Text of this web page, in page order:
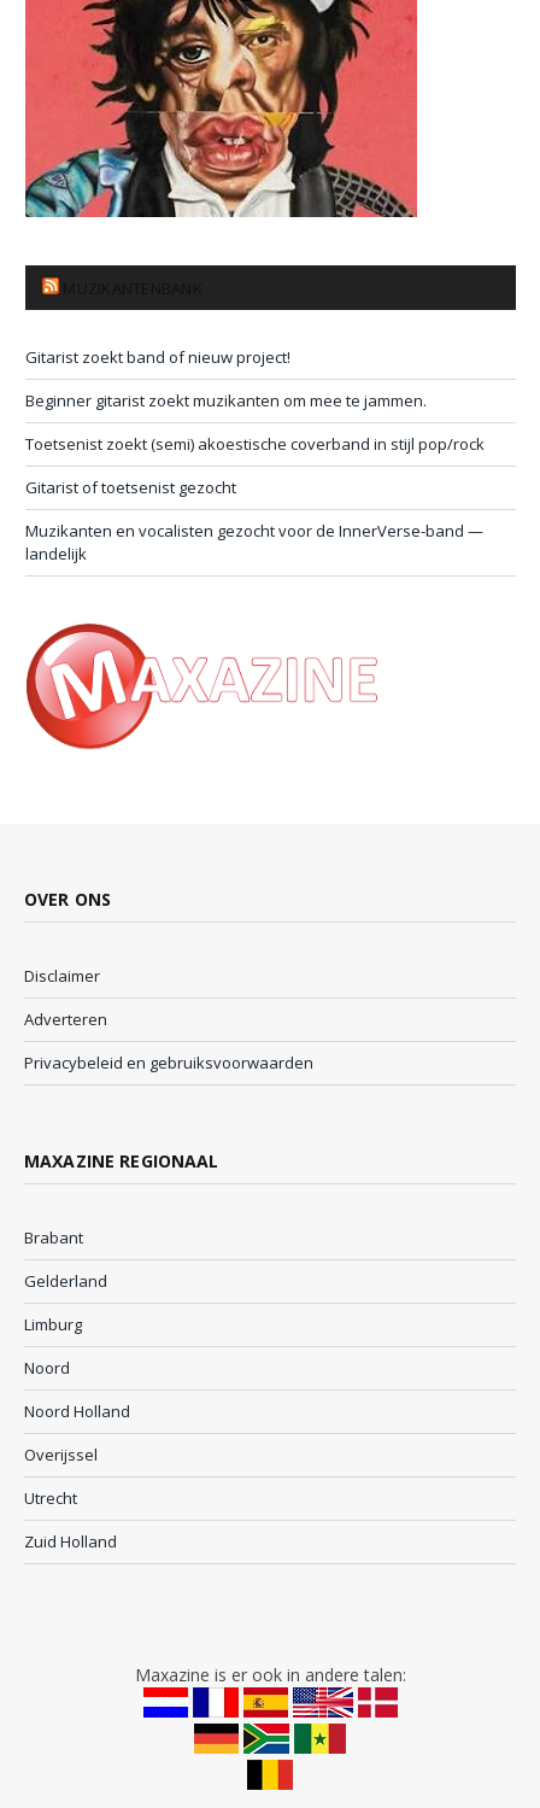
Gitarist zoekt band of nieuw project!
Beginner gitarist zoekt muzikanten om mee te jammen.
Toetsenist zoekt (semi) akoestische coverband in stijl pop/rock
Gitarist of toetsenist gezocht
Muzikanten en vocalisten gezocht voor de InnerVerse-band —
landelijk
OVER ONS
Disclaimer
Adverteren
Privacybeleid en gebruiksvoorwaarden
MAXAZINE REGIONAAL
Brabant
Gelderland
Limburg
Noord
Noord Holland
Overijssel
Utrecht
Zuid Holland
Maxazine is er ook in andere talen: